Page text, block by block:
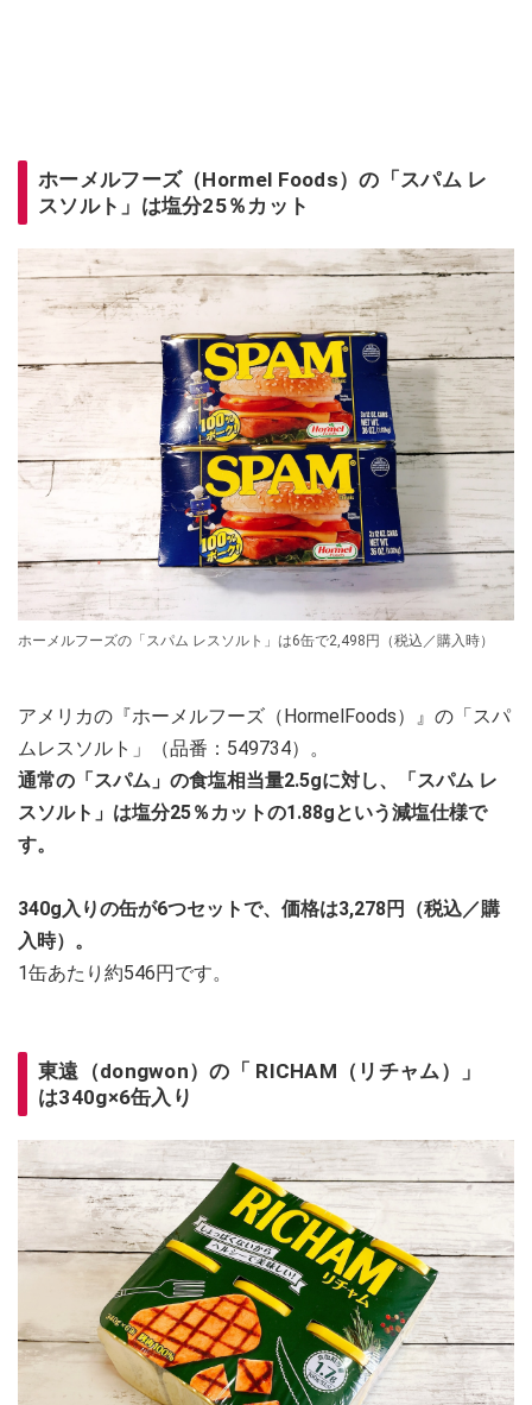
ホーメルフーズ（Hormel Foods）の「スパム レ
スソルト」は塩分25％カット
ホーメルフーズの「スパム レスソルト」は6缶で2,498円（税込／購入時）
アメリカの『ホーメルフーズ（HormelFoods）』の「スパ
ムレスソルト」（品番：549734）。
通常の「スパム」の食塩相当量2.5gに対し、「スパム レ
スソルト」は塩分25％カットの1.88gという減塩仕様で
す。
340g入りの缶が6つセットで、価格は3,278円（税込／購
入時）。
1缶あたり約546円です。
東遠（dongwon）の「 RICHAM（リチャム）」
は340g×6缶入り